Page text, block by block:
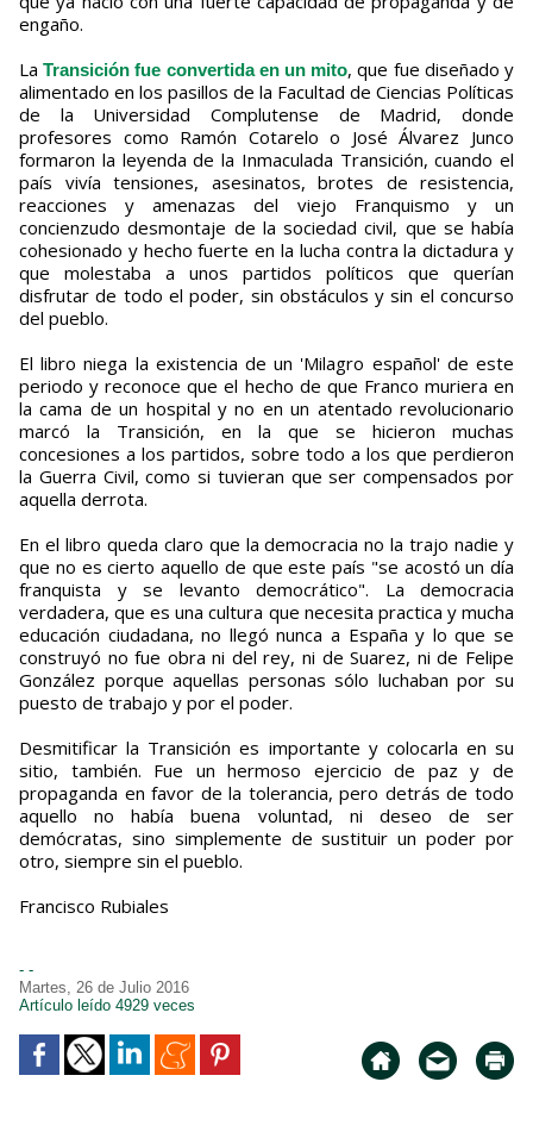
engaño.
LaTransición fue convertida en un mito, que fue diseñado y
alimentado en los pasillos de la Facultad de Ciencias Políticas
de la Universidad Complutense de Madrid, donde
profesores como Ramón Cotarelo o José Álvarez Junco
formaron la leyenda de la Inmaculada Transición, cuando el
país vivía tensiones, asesinatos, brotes de resistencia,
reacciones y amenazas del viejo Franquismo y un
concienzudo desmontaje de la sociedad civil, que se había
cohesionado y hecho fuerte en la lucha contra la dictadura y
que molestaba a unos partidos políticos que querían
disfrutar de todo el poder, sin obstáculos y sin el concurso
del pueblo.
El libro niega la existencia de un 'Milagro español' de este
periodo y reconoce que el hecho de que Franco muriera en
la cama de un hospital y no en un atentado revolucionario
marcó la Transición, en la que se hicieron muchas
concesiones a los partidos, sobre todo a los que perdieron
la Guerra Civil, como si tuvieran que ser compensados por
aquella derrota.
En el libro queda claro que la democracia no la trajo nadie y
que no es cierto aquello de que este país "se acostó un día
franquista y se levanto democrático". La democracia
verdadera, que es una cultura que necesita practica y mucha
educación ciudadana, no llegó nunca a España y lo que se
construyó no fue obra ni del rey, ni de Suarez, ni de Felipe
González porque aquellas personas sólo luchaban por su
puesto de trabajo y por el poder.
Desmitificar la Transición es importante y colocarla en su
sitio, también. Fue un hermoso ejercicio de paz y de
propaganda en favor de la tolerancia, pero detrás de todo
aquello no había buena voluntad, ni deseo de ser
demócratas, sino simplemente de sustituir un poder por
otro, siempre sin el pueblo.
Francisco Rubiales
- -
Martes, 26 de Julio 2016
Artículo leído 4929 veces